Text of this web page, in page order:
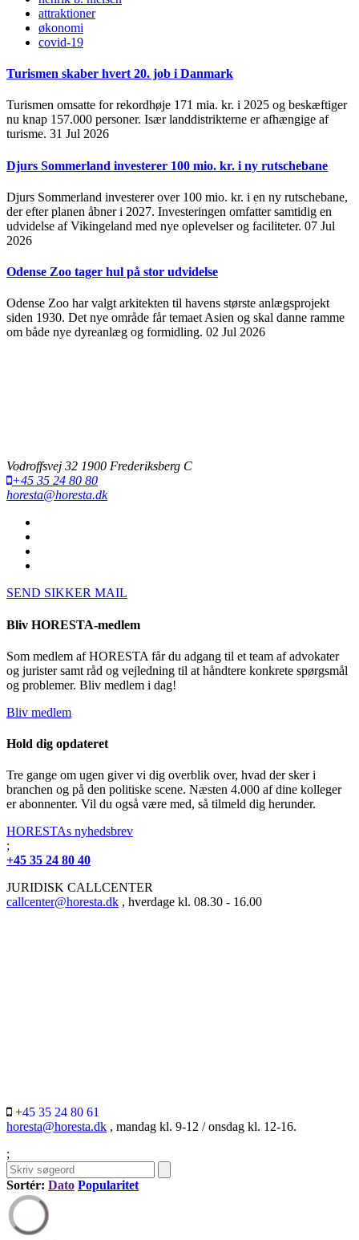
attraktioner
økonomi
covid-19
Turismen skaber hvert 20. job i Danmark
Turismen omsatte for rekordhøje 171 mia. kr. i 2025 og beskæftiger
nu knap 157.000 personer. Især landdistrikterne er afhængige af
turisme. 31 Jul 2026
Djurs Sommerland investerer 100 mio. kr. i ny rutschebane
Djurs Sommerland investerer over 100 mio. kr. i en ny rutschebane,
der efter planen åbner i 2027. Investeringen omfatter samtidig en
udvidelse af Vikingeland med nye oplevelser og faciliteter. 07 Jul
2026
Odense Zoo tager hul på stor udvidelse
Odense Zoo har valgt arkitekten til havens største anlægsprojekt
siden 1930. Det nye område får temaet Asien og skal danne ramme
om både nye dyreanlæg og formidling. 02 Jul 2026
Vodroffsvej 32 1900 Frederiksberg C
+45 35 24 80 80
horesta@horesta.dk
SEND SIKKER MAIL
Bliv HORESTA-medlem
Som medlem af HORESTA får du adgang til et team af advokater
og jurister samt råd og vejledning til at håndtere konkrete spørgsmål
og problemer. Bliv medlem i dag!
Bliv medlem
Hold dig opdateret
Tre gange om ugen giver vi dig overblik over, hvad der sker i
branchen og på den politiske scene. Næsten 4.000 af dine kolleger
er abonnenter. Vil du også være med, så tilmeld dig herunder.
HORESTAs nyhedsbrev
;
+45 35 24 80 40
JURIDISK CALLCENTER
callcenter@horesta.dk , hverdage kl. 08.30 - 16.00
+45 35 24 80 61
horesta@horesta.dk , mandag kl. 9-12 / onsdag kl. 12-16.
;
Sortér: Dato Popularitet